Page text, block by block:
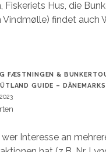
Fiskeriets Hus, die
Vindmølle) findet auch
FÆSTNINGEN &
GUIDE –
Interesse an